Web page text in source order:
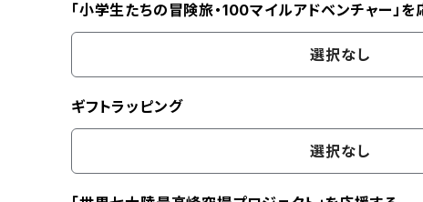
「小学生たちの冒険旅・100マイルアドベンチャー」を
選択なし
ギフトラッピング
選択なし